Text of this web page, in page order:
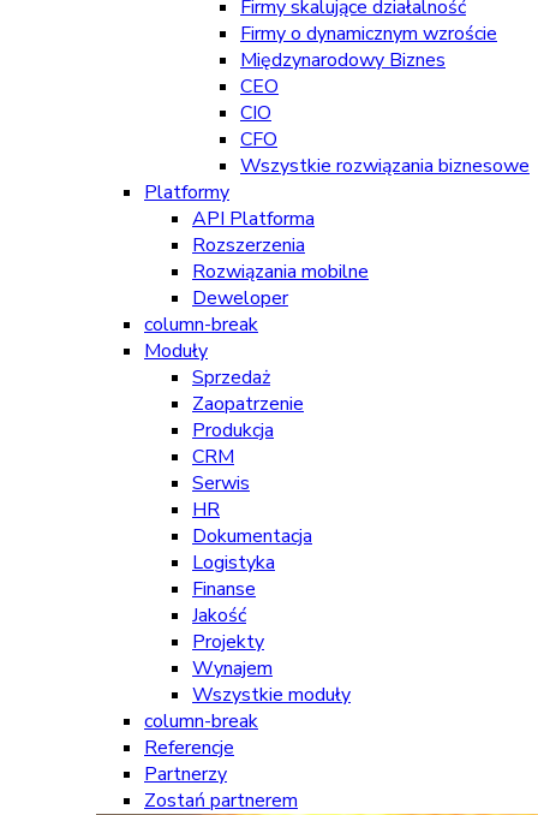
Firmy skalujące działalność
Firmy o dynamicznym wzroście
Międzynarodowy Biznes
CEO
CIO
CFO
Wszystkie rozwiązania biznesowe
Platformy
API Platforma
Rozszerzenia
Rozwiązania mobilne
Deweloper
column-break
Moduły
Sprzedaż
Zaopatrzenie
Produkcja
CRM
Serwis
HR
Dokumentacja
Logistyka
Finanse
Jakość
Projekty
Wynajem
Wszystkie moduły
column-break
Referencje
Partnerzy
Zostań partnerem